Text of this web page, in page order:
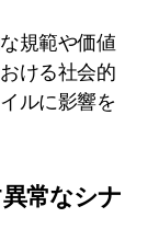
規範や価値
ける社会的
ルに影響を
常なシナ